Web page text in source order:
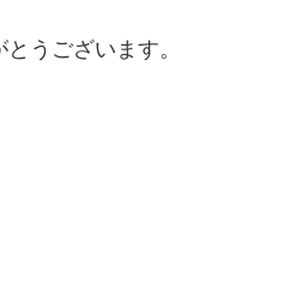
うございます。